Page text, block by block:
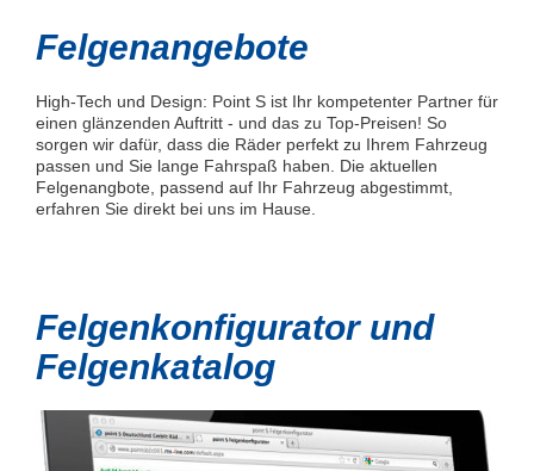
Felgenangebote
High-Tech und Design: Point S ist Ihr kompetenter Partner für
einen glänzenden Auftritt - und das zu Top-Preisen! So
sorgen wir dafür, dass die Räder perfekt zu Ihrem Fahrzeug
passen und Sie lange Fahrspaß haben. Die aktuellen
Felgenangbote, passend auf Ihr Fahrzeug abgestimmt,
erfahren Sie direkt bei uns im Hause.
Felgenkonfigurator und
Felgenkatalog